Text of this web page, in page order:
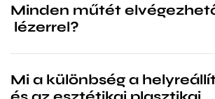
Minden műtét
lézerrel?
nem csodakészülékek, így nem
problémára megoldást
Mi a különbség a